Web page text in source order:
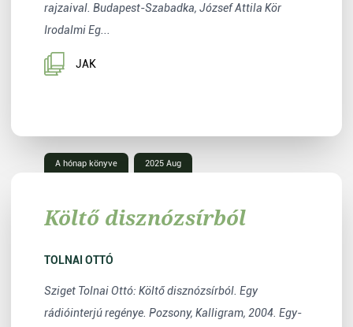
rajzaival. Budapest-Szabadka, József Attila Kör
Irodalmi Eg...
JAK
A hónap könyve 2025 Aug
Költő disznózsírból
TOLNAI OTTÓ
Sziget Tolnai Ottó: Költő disznózsírból. Egy
rádióinterjú regénye. Pozsony, Kalligram, 2004. Egy-